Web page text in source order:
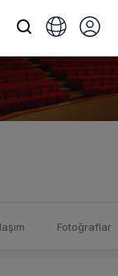
Fotoğraflar